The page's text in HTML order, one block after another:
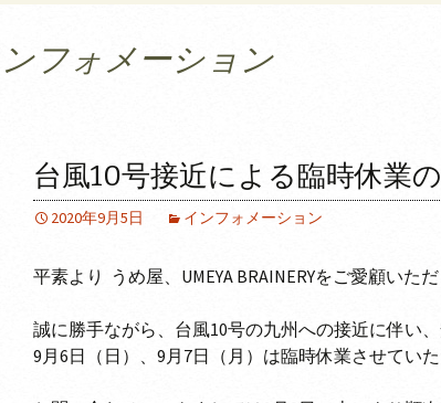
フォメーション
台風10号接近による臨時休業
2020年9月5日 インフォメーション
平素より うめ屋、UMEYA BRAINERYをご愛顧いた
誠に勝手ながら、台風10号の九州への接近に伴い
9月6日（日）、9月7日（月）は臨時休業させていた